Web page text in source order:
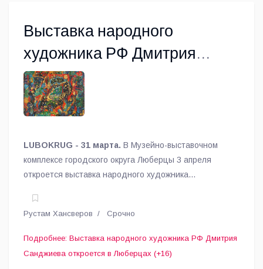
Выставка народного
художника РФ Дмитрия
Санджиева откроется в
Люберцах (+16)
LUBOKRUG - 31 марта. В Музейно-выставочном
комплексе городского округа Люберцы 3 апреля
откроется выставка народного художника
мой свет».
Рустам Хансверов Срочно
Подробнее: Выставка народного художника РФ Дмитрия
Санджиева откроется в Люберцах (+16)